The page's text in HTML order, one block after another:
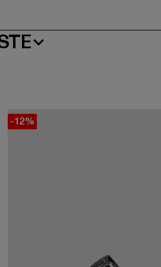
-12%